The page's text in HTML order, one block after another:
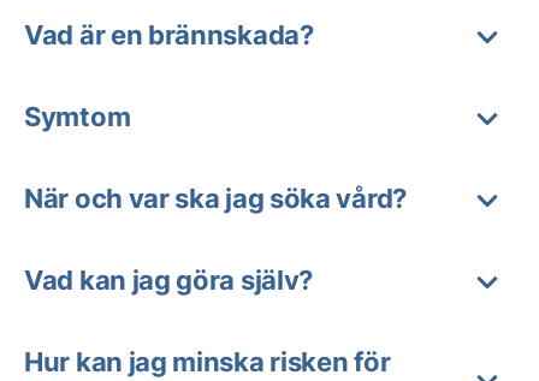
Vad är en brännskada?
Symtom
När och var ska jag söka vård?
Vad kan jag göra själv?
Hur kan jag minska risken för